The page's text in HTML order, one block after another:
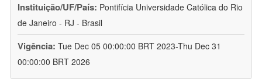
Instituição/UF/País: Pontifícia Universidade Católica do Rio
de Janeiro - RJ - Brasil
Vigência: Tue Dec 05 00:00:00 BRT 2023-Thu Dec 31
00:00:00 BRT 2026